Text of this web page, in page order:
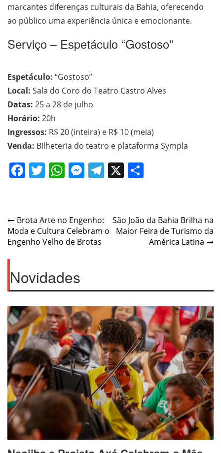
marcantes diferenças culturais da Bahia, oferecendo
ao público uma experiência única e emocionante.
Serviço – Espetáculo “Gostoso”
Espetáculo: “Gostoso”
Local: Sala do Coro do Teatro Castro Alves
Datas: 25 a 28 de julho
Horário: 20h
Ingressos: R$ 20 (inteira) e R$ 10 (meia)
Venda: Bilheteria do teatro e plataforma Sympla
Facebook
Twitter
WhatsApp
Messenger
Telegram
X
Navegação
de
Post
Brota Arte no Engenho:
Moda e Cultura Celebram o
Engenho Velho de Brotas
São João da Bahia Brilha na
Maior Feira de Turismo da
América Latina
Novidades